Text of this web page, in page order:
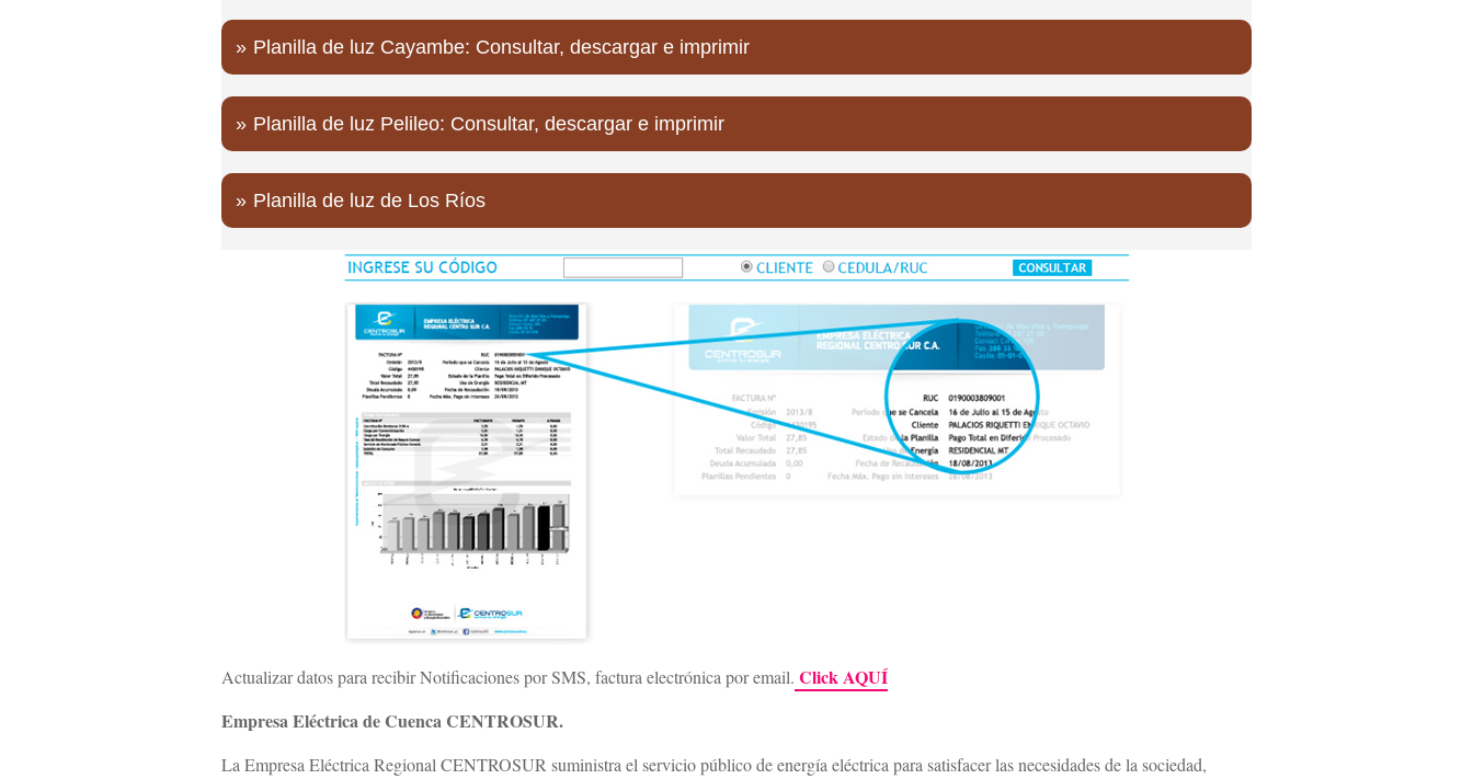
Planilla de luz Cayambe: Consultar, descargar e imprimir
Planilla de luz Pelileo: Consultar, descargar e imprimir
Planilla de luz de Los Ríos
Actualizar datos para recibir Notificaciones por SMS, factura electrónica por email. Click AQUÍ
Empresa Eléctrica de Cuenca CENTROSUR.
La Empresa Eléctrica Regional CENTROSUR suministra el servicio público de energía eléctrica para satisfacer las necesidades de la sociedad,